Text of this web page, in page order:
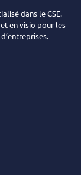
dans le CSE.
en visio pour les